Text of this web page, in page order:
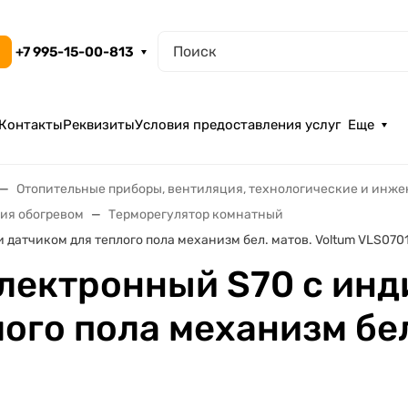
+7 995-15-00-813
РеквизитыУсловия предоставления услуг Еще
Отопительные приборы, вентиляция, технологические и
обогревом
Терморегулятор комнатный
для теплого пола механизм бел. матов. Voltum
S70 с
пола механизм